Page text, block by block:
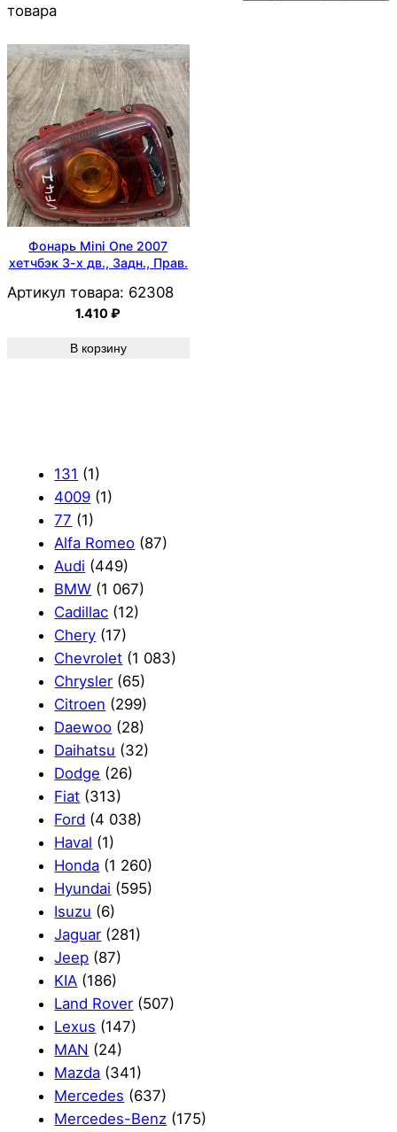
товара
Фонарь Mini One 2007
хетчбэк 3-х дв., Задн., Прав.
Артикул товара: 62308
1.410₽
В корзину
131 (1)
4009 (1)
77 (1)
Alfa Romeo (87)
Audi (449)
BMW (1 067)
Cadillac (12)
Chery (17)
Chevrolet (1 083)
Chrysler (65)
Citroen (299)
Daewoo (28)
Daihatsu (32)
Dodge (26)
Fiat (313)
Ford (4 038)
Haval (1)
Honda (1 260)
Hyundai (595)
Isuzu (6)
Jaguar (281)
Jeep (87)
KIA (186)
Land Rover (507)
Lexus (147)
MAN (24)
Mazda (341)
Mercedes (637)
Mercedes-Benz (175)